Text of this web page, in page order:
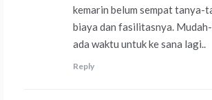
kemarin belum sempat tanya-
biaya dan fasilitasnya.
ada waktu untuk ke sana lagi..
Reply